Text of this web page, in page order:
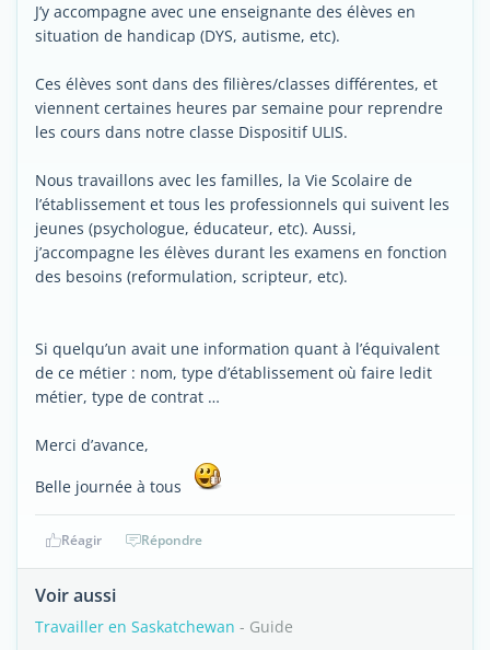
J’y accompagne avec une enseignante des élèves en
situation de handicap (DYS, autisme, etc).
Ces élèves sont dans des filières/classes différentes, et
viennent certaines heures par semaine pour reprendre
les cours dans notre classe Dispositif ULIS.
Nous travaillons avec les familles, la Vie Scolaire de
l’établissement et tous les professionnels qui suivent les
jeunes (psychologue, éducateur, etc). Aussi,
j’accompagne les élèves durant les examens en fonction
des besoins (reformulation, scripteur, etc).
Si quelqu’un avait une information quant à l’équivalent
de ce métier : nom, type d’établissement où faire ledit
métier, type de contrat …
Merci d’avance,
Belle journée à tous
Réagir Répondre
Voir aussi
Travailler en Saskatchewan - Guide